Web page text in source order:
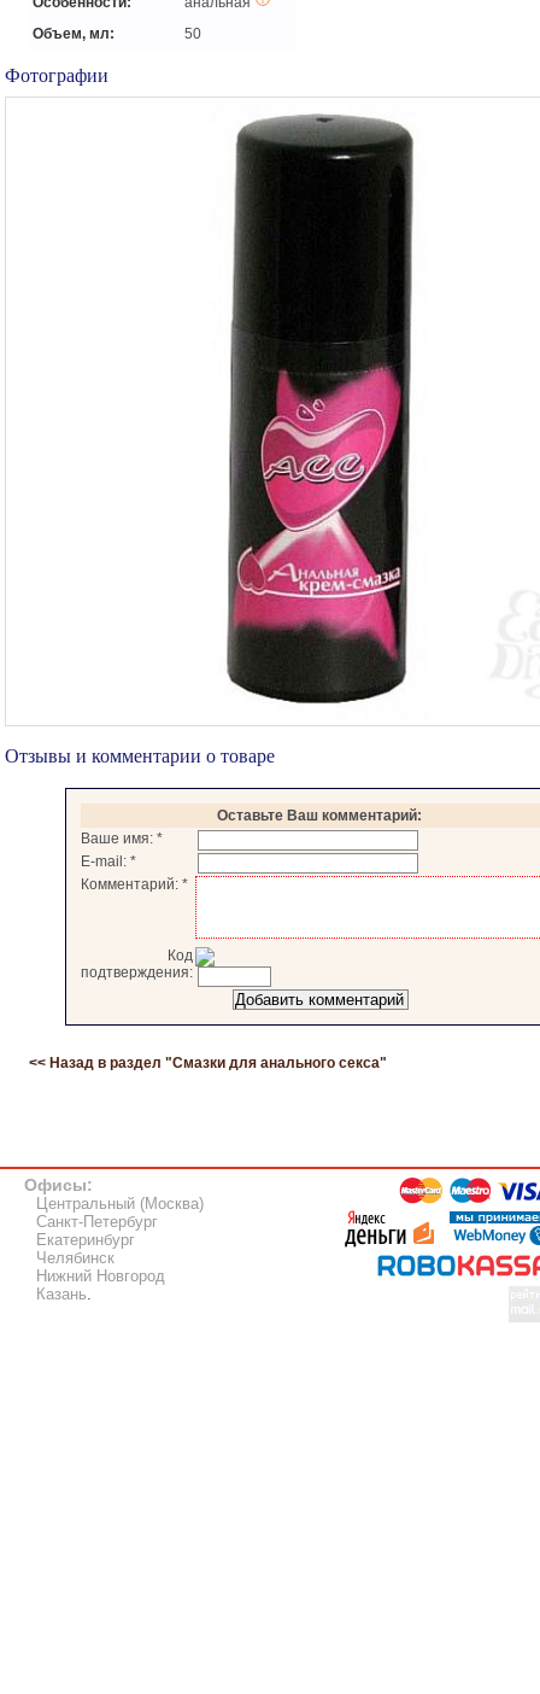
Объем, мл:
50
Фотографии
Отзывы и комментарии о товаре
Оставьте Ваш комментарий:
Ваше имя: *
E-mail: *
Комментарий: *
Код
подтверждения:
<< Назад в раздел "Смазки для анального секса"
Офисы:
Центральный (Москва)
Санкт-Петербург
Екатеринбург
Челябинск
Нижний Новгород
Казань.